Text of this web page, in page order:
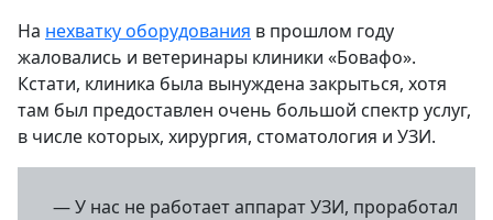
На нехватку оборудования в прошлом году
жаловались и ветеринары клиники «Бовафо».
Кстати, клиника была вынуждена закрыться, хотя
там был предоставлен очень большой спектр услуг,
в числе которых, хирургия, стоматология и УЗИ.
— У нас не работает аппарат УЗИ, проработал